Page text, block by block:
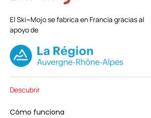
El Ski~Mojo se fabrica en Francia gracias al
apoyo de
Descubrir
Cómo funciona